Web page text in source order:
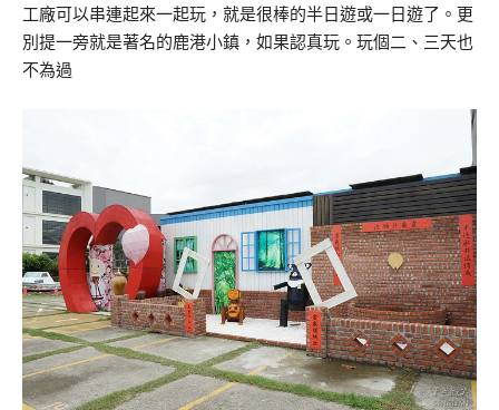
工廠可以串連起來一起玩，就是很棒的半日遊或一日遊了。更
別提一旁就是著名的鹿港小鎮，如果認真玩。玩個二、三天也
不為過